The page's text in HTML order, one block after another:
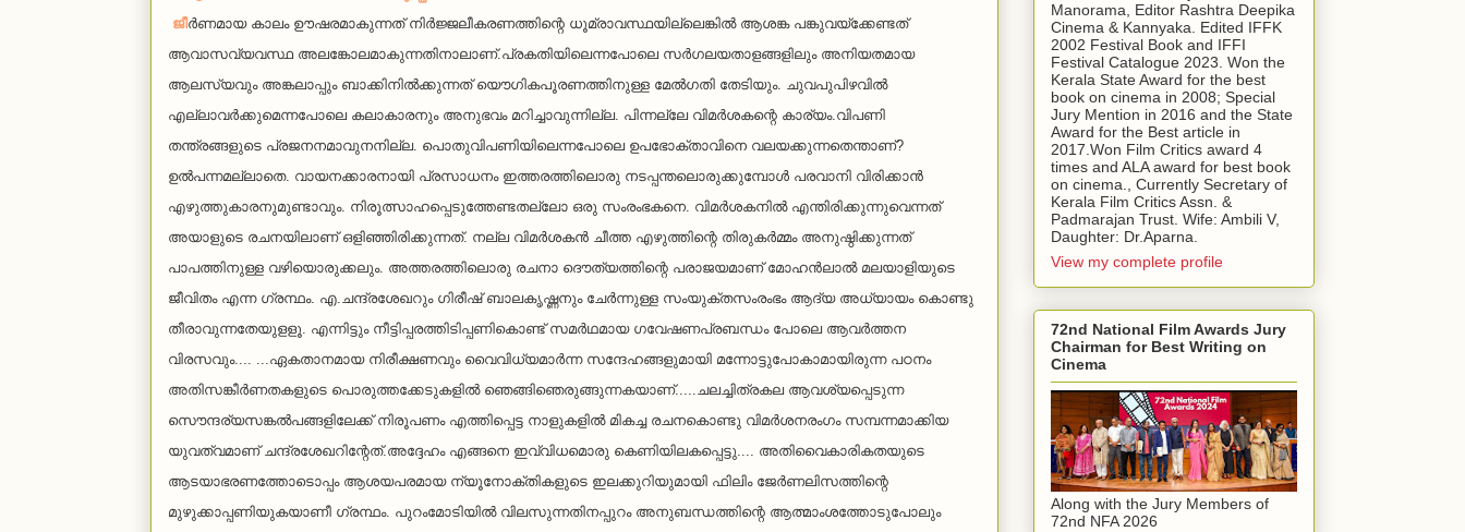
ജീര്‍ണമായ കാലം ഊഷരമാകുന്നത് നിര്‍ജ്ജലീകരണത്തിന്റെ ധൂമ്രാവസ്ഥയില്ലെങ്കില്‍ ആശങ്ക പങ്കുവയ്ക്കേണ്ടത്
ആവാസവ്യവസ്ഥ അലങ്കോലമാകുന്നതിനാലാണ്.പ്രകതിയിലെന്നപോലെ സര്‍ഗലയതാളങ്ങളിലും അനിയതമായ
ആലസ്യവും അങ്കലാപ്പും ബാക്കിനില്‍ക്കുന്നത് യൌഗികപൂരണത്തിനുള്ള മേല്‍ഗതി തേടിയും. ചുവപുപിഴവില്‍
എല്ലാവര്‍ക്കുമെന്നപോലെ കലാകാരനും അനുഭവം മറിച്ചാവുന്നില്ല. പിന്നല്ലേ വിമര്‍ശകന്റെ കാര്യം.വിപണി
തന്ത്രങ്ങളുടെ പ്രജനനമാവുനനില്ല. പൊതുവിപണിയിലെന്നപോലെ ഉപഭോക്താവിനെ വലയക്കുന്നതെന്താണ്?
ഉല്‍പന്നമല്ലാതെ. വായനക്കാരനായി പ്രസാധനം ഇത്തരത്തിലൊരു നടപ്പന്തലൊരുക്കുമ്പോള്‍ പരവാനി വിരിക്കാന്‍
എഴുത്തുകാരനുമുണ്ടാവും. നിരൂത്സാഹപ്പെടുത്തേണ്ടതല്ലോ ഒരു സംരംഭകനെ. വിമര്‍ശകനില്‍ എന്തിരിക്കുന്നുവെന്നത്
അയാളുടെ രചനയിലാണ് ഒളിഞ്ഞിരിക്കുന്നത്. നല്ല വിമര്‍ശകന്‍ ചീത്ത എഴുത്തിന്റെ തിരുകര്‍മ്മം അനുഷ്ഠിക്കുന്നത്
പാപത്തിനുള്ള വഴിയൊരുക്കലും. അത്തരത്തിലൊരു രചനാ ദൌത്യത്തിന്റെ പരാജയമാണ് മോഹന്‍ലാല്‍ മലയാളിയുടെ
ജീവിതം എന്ന ഗ്രന്ഥം. എ.ചന്ദ്രശേഖറും ഗിരീഷ് ബാലകൃഷ്ണനും ചേര്‍ന്നുള്ള സംയുക്തസംരംഭം ആദ്യ അധ്യായം കൊണ്ടു
തീരാവുന്നതേയുളളൂ. എന്നിട്ടും നീട്ടിപ്പരത്തിടിപ്പണികൊണ്ട് സമര്‍ഥമായ ഗവേഷണപ്രബന്ധം പോലെ ആവര്‍ത്തന
വിരസവും.... ...ഏകതാനമായ നിരീക്ഷണവും വൈവിധ്യമാര്‍ന്ന സന്ദേഹങ്ങളുമായി മന്നോട്ടുപോകാമായിരുന്ന പഠനം
അതിസങ്കീര്‍ണതകളുടെ പൊരുത്തക്കേടുകളില്‍ ഞെങ്ങിഞെരുങ്ങുന്നകയാണ്.....ചലച്ചിത്രകല ആവശ്യപ്പെടുന്ന
സൌന്ദര്യസങ്കല്‍പങ്ങളിലേക്ക് നിരൂപണം എത്തിപ്പെട്ട നാളുകളില്‍ മികച്ച രചനകൊണ്ടു വിമര്‍ശനരംഗം സമ്പന്നമാക്കിയ
യുവത്വമാണ് ചന്ദ്രശേഖറിന്റേത്.അദ്ദേഹം എങ്ങനെ ഇവ്വിധമൊരു കെണിയിലകപ്പെട്ടു.... അതിവൈകാരികതയുടെ
ആടയാഭരണത്തോടൊപ്പം ആശയപരമായ ന്യൂനോക്തികളുടെ ഇലക്കുറിയുമായി ഫിലിം ജേര്‍ണലിസത്തിന്റെ
മുഴുക്കാപ്പണിയുകയാണീ ഗ്രന്ഥം. പുറംമോടിയില്‍ വിലസുന്നതിനപ്പുറം അനുബന്ധത്തിന്റെ ആത്മാംശത്തോടുപോലും
Manorama, Editor Rashtra Deepika
Cinema & Kannyaka. Edited IFFK
2002 Festival Book and IFFI
Festival Catalogue 2023. Won the
Kerala State Award for the best
book on cinema in 2008; Special
Jury Mention in 2016 and the State
Award for the Best article in
2017.Won Film Critics award 4
times and ALA award for best book
on cinema., Currently Secretary of
Kerala Film Critics Assn. &
Padmarajan Trust. Wife: Ambili V,
Daughter: Dr.Aparna.
View my complete profile
72nd National Film Awards Jury
Chairman for Best Writing on
Cinema
Along with the Jury Members of
72nd NFA 2026